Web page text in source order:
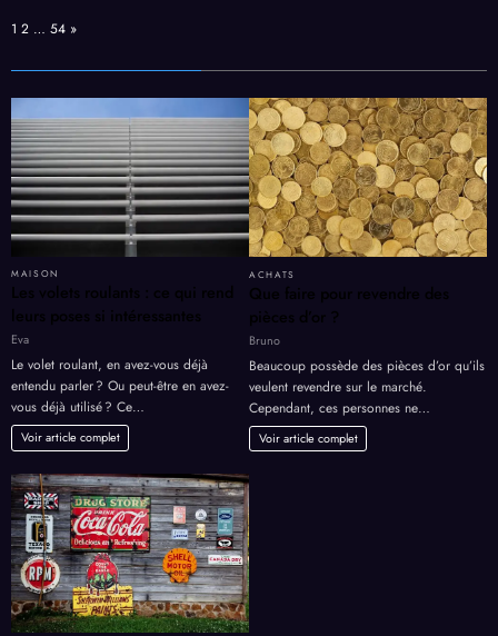
Page:
1 2 … 54 Next
»
MAISON
Les volets roulants : ce qui rend
leurs poses si intéressantes
Eva
Le volet roulant, en avez-vous déjà
entendu parler ? Ou peut-être en avez-
vous déjà utilisé ? Ce…
Voir article complet
ACHATS
Que faire pour revendre des
pièces d’or ?
Bruno
Beaucoup possède des pièces d’or qu’ils
veulent revendre sur le marché.
Cependant, ces personnes ne…
Voir article complet